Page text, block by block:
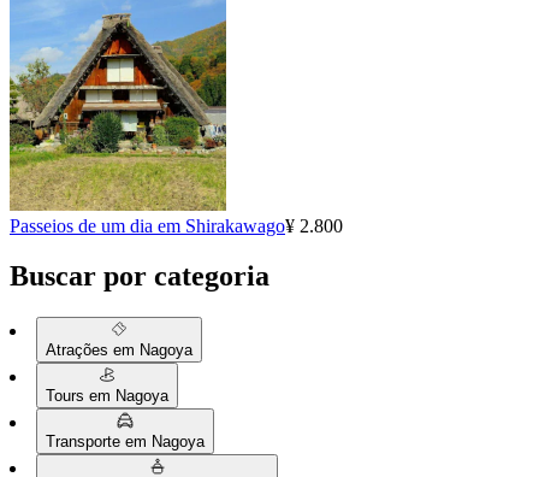
Passeios de um dia em Shirakawago¥ 2.800
Buscar por categoria
Atrações em Nagoya
Tours em Nagoya
Transporte em Nagoya